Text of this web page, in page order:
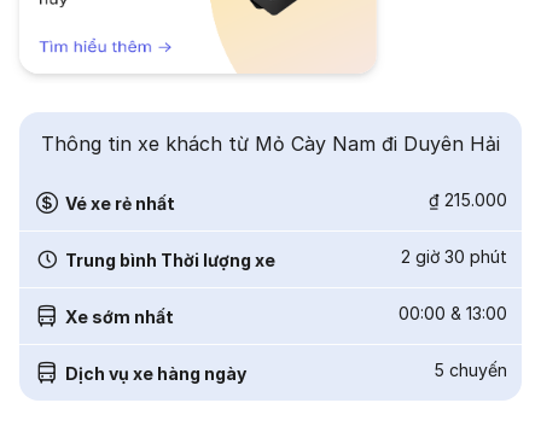
Thông tin xe khách từ Mỏ Cày Nam đi Duyên Hải
Vé xe rẻ nhất ₫ 215.000
Trung bình Thời lượng xe 2 giờ 30 phút
Xe sớm nhất 00:00 & 13:00
Dịch vụ xe hàng ngày 5 chuyến